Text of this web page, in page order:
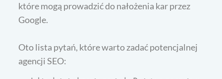
które mogą prowadzić do nałożenia kar przez
Google.
Oto lista pytań, które warto zadać potencjalnej
agencji SEO: